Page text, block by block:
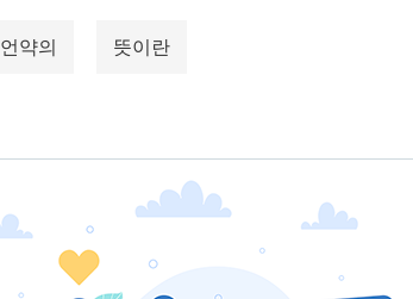
언약의 뜻이란